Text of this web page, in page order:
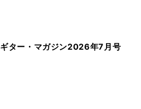
ギター・マガジン2026年7月号